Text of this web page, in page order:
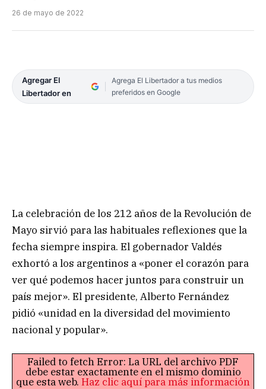
26 de mayo de 2022
Agregar El
Libertador en
Agrega El Libertador a tus medios
preferidos en Google
La celebración de los 212 años de la Revolución de
Mayo sirvió para las habituales reflexiones que la
fecha siempre inspira. El gobernador Valdés
exhortó a los argentinos a «poner el corazón para
ver qué podemos hacer juntos para construir un
país mejor». El presidente, Alberto Fernández
pidió «unidad en la diversidad del movimiento
nacional y popular».
Failed to fetch Error: La URL del archivo PDF
debe estar exactamente en el mismo dominio
que esta web. Haz clic aquí para más información